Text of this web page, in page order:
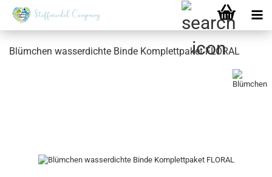
Blümchen wasserdichte Binde Komplettpaket FLORAL